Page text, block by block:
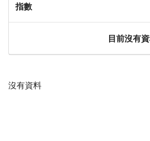
指數
目前沒有
沒有資料